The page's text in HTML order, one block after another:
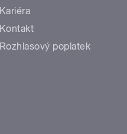
Kariéra
Kontakt
Rozhlasový poplatek